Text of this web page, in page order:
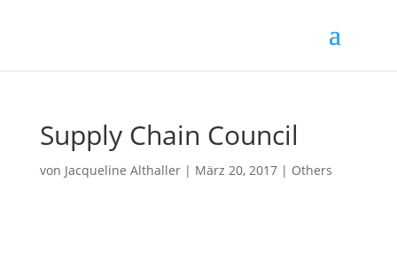
Supply Chain Council
von Jacqueline Althaller| März 20, 2017| Others